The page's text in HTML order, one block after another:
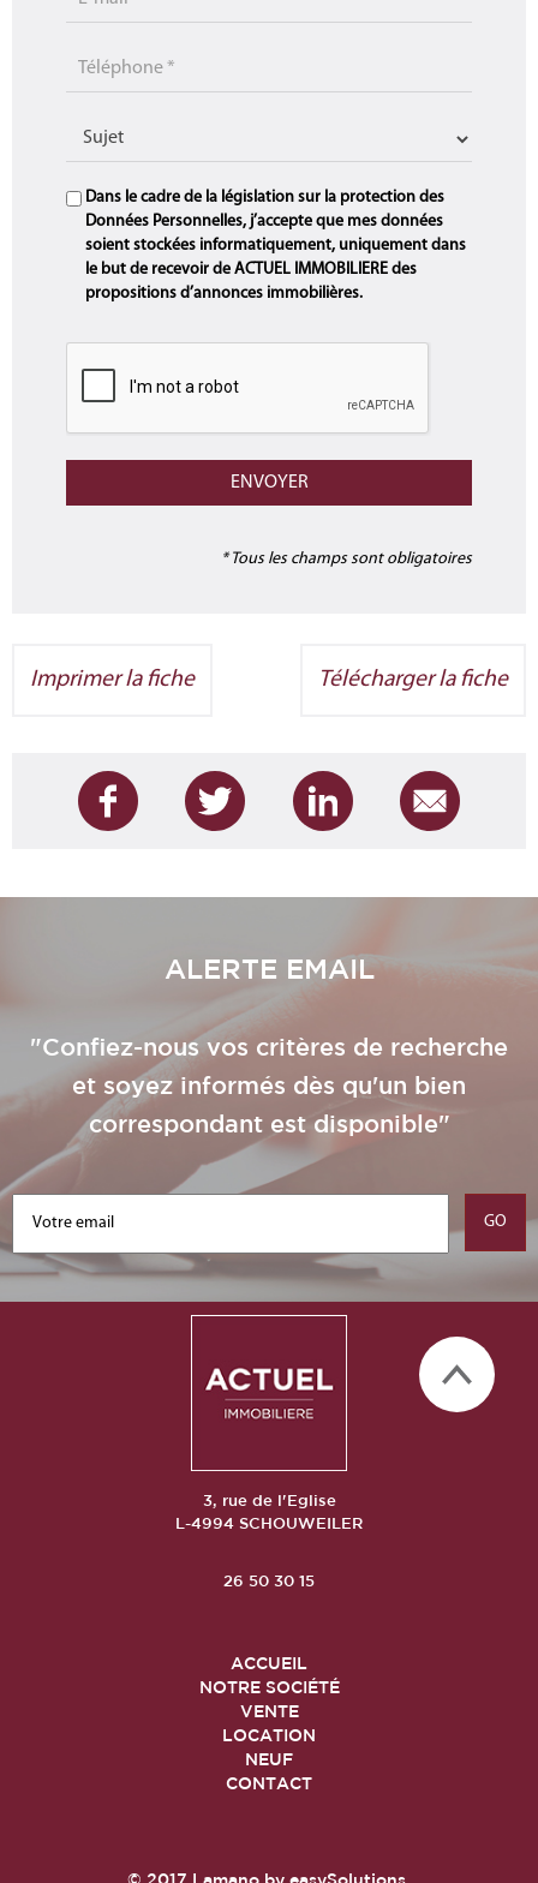
Dans le cadre de la législation sur la protection des
Données Personnelles, j’accepte que mes données
soient stockées informatiquement, uniquement dans
le but de recevoir de ACTUEL IMMOBILIERE des
propositions d’annonces immobilières.
* Tous les champs sont obligatoires
Imprimer la fiche Télécharger la fiche
ALERTE EMAIL
"Confiez-nous vos critères de recherche
et soyez informés dès qu'un bien
correspondant est disponible"
3, rue de l'Eglise
L-4994 SCHOUWEILER
26 50 30 15
ACCUEIL
NOTRE SOCIÉTÉ
VENTE
LOCATION
NEUF
CONTACT